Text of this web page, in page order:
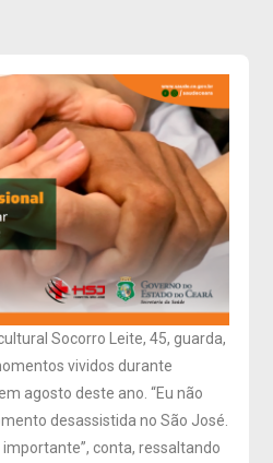
Socorro Leite, 45, guarda,
vividos durante
agosto deste ano. “Eu não
desassistida no São José.
conta, ressaltando